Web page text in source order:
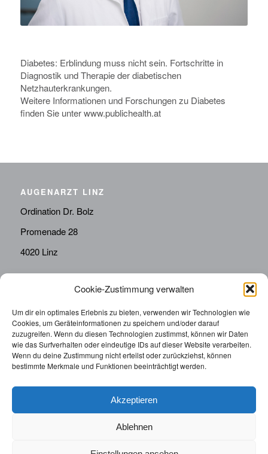
Cookie-Zustimmung verwalten
Um dir ein optimales Erlebnis zu bieten, verwenden wir Technologien wie
Cookies, um Geräteinformationen zu speichern und/oder darauf
zuzugreifen. Wenn du diesen Technologien zustimmst, können wir Daten
wie das Surfverhalten oder eindeutige IDs auf dieser Website verarbeiten.
Wenn du deine Zustimmung nicht erteilst oder zurückziehst, können
bestimmte Merkmale und Funktionen beeinträchtigt werden.
Akzeptieren
Ablehnen
Diabetes: Erblindung muss nicht sein. Fortschritte in
Diagnostik und Therapie der diabetischen
Netzhauterkrankungen.
Weitere Informationen und Forschungen zu Diabetes
finden Sie unterwww.publichealth.at
AUGENARZT LINZ
Ordination Dr. Bolz
Promenade 28
4020 Linz
Telefon:
0676814287655
sekretariat@drbolz.at
ORDINATIONSZEITEN
Telefonische Terminvereinbarung: Montag – Freitag von